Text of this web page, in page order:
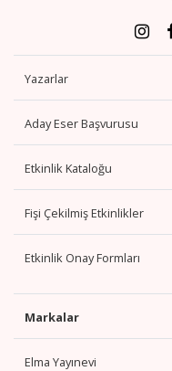
Yazarlar
Aday Eser Başvurusu
Etkinlik Kataloğu
Fişi Çekilmiş Etkinlikler
Etkinlik Onay Formları
Markalar
Elma Yayınevi